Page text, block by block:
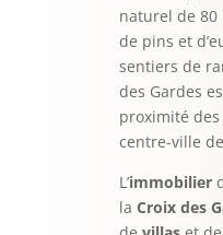
naturel de 80
de pins et
sentiers de
des Gardes
proximité
centre-ville
L’immobilier
la Croix des